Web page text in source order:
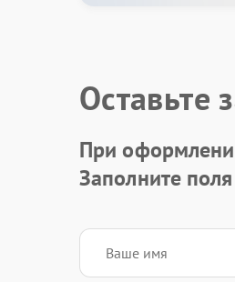
Оставьте
При
Заполните